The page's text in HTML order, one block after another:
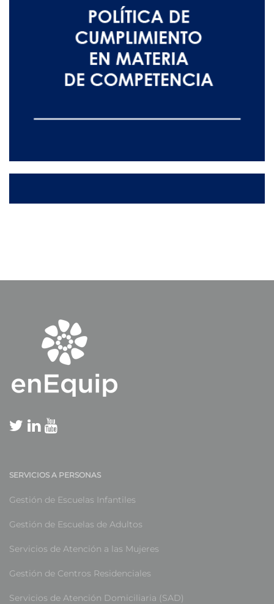
SERVICIOS A PERSONAS
Gestión de Escuelas Infantiles
Gestión de Escuelas de Adultos
Servicios de Atención a las Mujeres
Gestión de Centros Residenciales
Servicios de Atención Domiciliaria (SAD)